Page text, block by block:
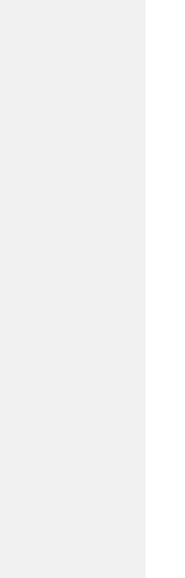
NEWS TNG–